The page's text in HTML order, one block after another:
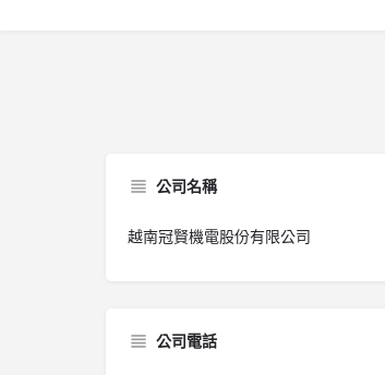
公司名稱
越南冠賢機電股份有限公司
公司電話